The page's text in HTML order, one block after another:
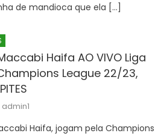
de mandioca que ela […]
Haifa AO VIVO Liga
League 22/23,
Author
admin1
Haifa, jogam pela Champions